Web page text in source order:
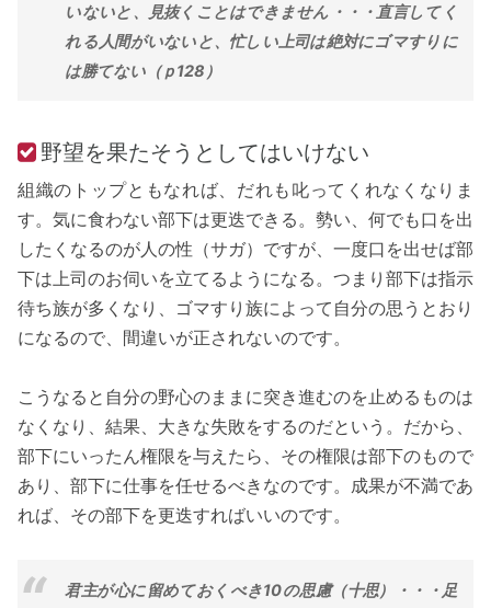
いないと、見抜くことはできません・・・直言してく
れる人間がいないと、忙しい上司は絶対にゴマすりに
は勝てない（ｐ128）
野望を果たそうとしてはいけない
組織のトップともなれば、だれも叱ってくれなくなりま
す。気に食わない部下は更迭できる。勢い、何でも口を出
したくなるのが人の性（サガ）ですが、一度口を出せば部
下は上司のお伺いを立てるようになる。つまり部下は指示
待ち族が多くなり、ゴマすり族によって自分の思うとおり
になるので、間違いが正されないのです。
こうなると自分の野心のままに突き進むのを止めるものは
なくなり、結果、大きな失敗をするのだという。だから、
部下にいったん権限を与えたら、その権限は部下のもので
あり、部下に仕事を任せるべきなのです。成果が不満であ
れば、その部下を更迭すればいいのです。
君主が心に留めておくべき10の思慮（十思）・・・足